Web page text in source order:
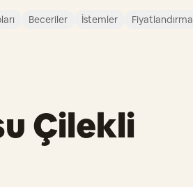
Beceriler İstemler Fiyatlandırma
Çilekli